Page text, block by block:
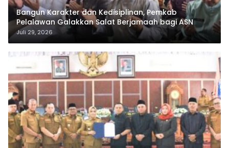
Bangun Karakter dan Kedisiplinan, Pemkab
Pelalawan Galakkan Salat Berjamaah bagi ASN
Juli 29, 2026